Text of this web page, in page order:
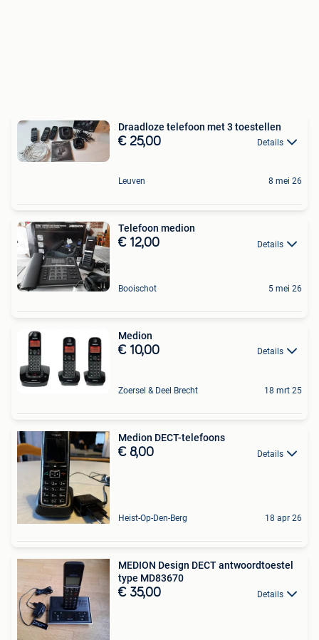
Draadloze telefoon met 3 toestellen
€ 25,00 Details
Leuven 8 mei 26
Telefoon medion
€ 12,00 Details
Booischot 5 mei 26
Medion
€ 10,00 Details
Zoersel & Deel Brecht 18 mrt 25
Medion DECT-telefoons
€ 8,00 Details
Heist-Op-Den-Berg 18 apr 26
MEDION Design DECT antwoordtoestel
type MD83670
€ 35,00 Details